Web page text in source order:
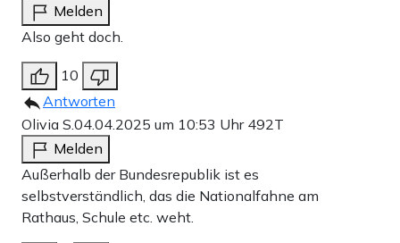
Melden
Also geht doch.
10
Antworten
Olivia S. 04.04.2025 um 10:53 Uhr 492T
Melden
Außerhalb der Bundesrepublik ist es
selbstverständlich, das die Nationalfahne am
Rathaus, Schule etc. weht.